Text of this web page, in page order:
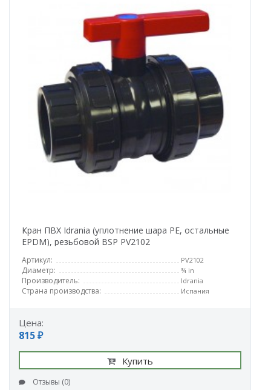
Кран ПВХ Idrania (уплотнение шара PE, остальные
EPDM), резьбовой BSP PV2102
Артикул: PV2102
Диаметр: ¾ in
Производитель: Idrania
Страна производства: Испания
Цена:
815 ₽
Купить
Отзывы (0)